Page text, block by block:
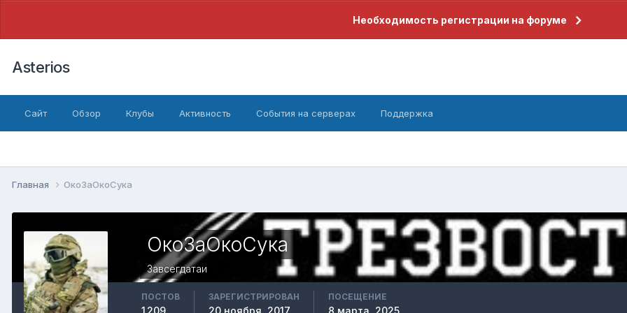
Необходимость регистрации на форуме
Asterios
Сайт Обзор Клубы Активность События на серверах Поддержка
Главная ОкоЗаОкоСука
ОкоЗаОкоСука
Завсегдатаи
ПОСТОВ
1 209
ЗАРЕГИСТРИРОВАН
20 ноября, 2017
ПОСЕЩЕНИЕ
8 марта, 2025